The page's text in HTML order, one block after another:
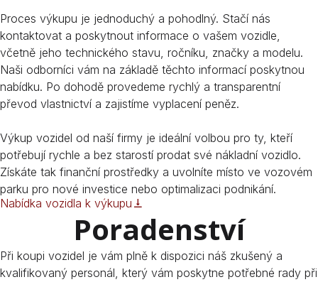
Proces výkupu je jednoduchý a pohodlný. Stačí nás
kontaktovat a poskytnout informace o vašem vozidle,
včetně jeho technického stavu, ročníku, značky a modelu.
Naši odborníci vám na základě těchto informací poskytnou
nabídku. Po dohodě provedeme rychlý a transparentní
převod vlastnictví a zajistíme vyplacení peněz.
Výkup vozidel od naší firmy je ideální volbou pro ty, kteří
potřebují rychle a bez starostí prodat své nákladní vozidlo.
Získáte tak finanční prostředky a uvolníte místo ve vozovém
parku pro nové investice nebo optimalizaci podnikání.
Nabídka vozidla k výkupu
Poradenství
Při koupi vozidel je vám plně k dispozici náš zkušený a
kvalifikovaný personál, který vám poskytne potřebné rady při